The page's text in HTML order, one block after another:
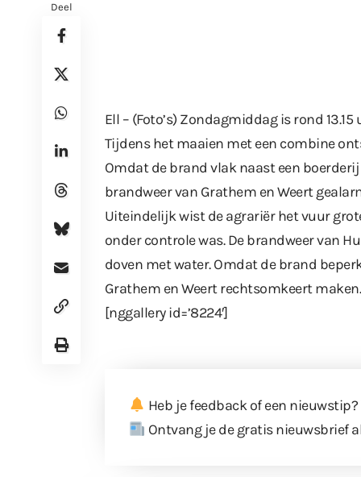
Deel
Ell – (Foto’s) Zondagmiddag is rond
Tijdens het maaien met een combine
Omdat de brand vlak naast een
brandweer van Grathem en Weert
Uiteindelijk wist de agrariër het vuur
onder controle was. De brandweer van
doven met water. Omdat de brand
Grathem en Weert rechtsomkeert maken.
[nggallery id=’8224′]
Heb je feedback of een nieuwstip?
Ontvang je de gratis nieuwsbrief